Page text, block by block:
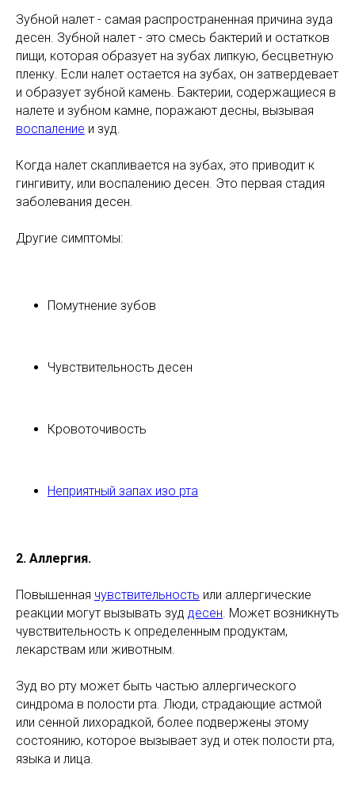
Зубной налет - самая распространенная причина зуда
десен. Зубной налет - это смесь бактерий и остатков
пищи, которая образует на зубах липкую, бесцветную
пленку. Если налет остается на зубах, он затвердевает
и образует зубной камень. Бактерии, содержащиеся в
налете и зубном камне, поражают десны, вызывая
воспаление и зуд.
Когда налет скапливается на зубах, это приводит к
гингивиту, или воспалению десен. Это первая стадия
заболевания десен.
Другие симптомы:
Помутнение зубов
Чувствительность десен
Кровоточивость
Неприятный запах изо рта
2. Аллергия.
Повышенная чувствительность или аллергические
реакции могут вызывать зуд десен. Может возникнуть
чувствительность к определенным продуктам,
лекарствам или животным.
Зуд во рту может быть частью аллергического
синдрома в полости рта. Люди, страдающие астмой
или сенной лихорадкой, более подвержены этому
состоянию, которое вызывает зуд и отек полости рта,
языка и лица.